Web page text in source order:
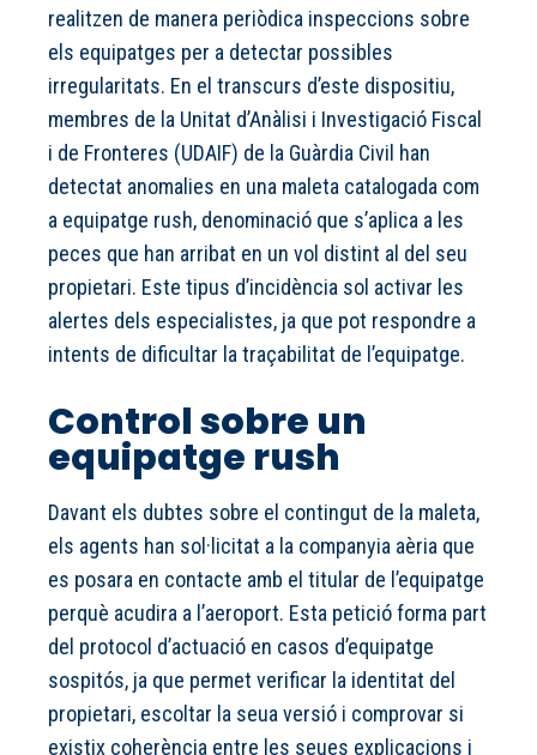
realitzen de manera periòdica inspeccions sobre
els equipatges per a detectar possibles
irregularitats. En el transcurs d’este dispositiu,
membres de la Unitat d’Anàlisi i Investigació Fiscal
i de Fronteres (UDAIF) de la Guàrdia Civil han
detectat anomalies en una maleta catalogada com
a equipatge rush, denominació que s’aplica a les
peces que han arribat en un vol distint al del seu
propietari. Este tipus d’incidència sol activar les
alertes dels especialistes, ja que pot respondre a
intents de dificultar la traçabilitat de l’equipatge.
Control sobre un
equipatge rush
Davant els dubtes sobre el contingut de la maleta,
els agents han sol·licitat a la companyia aèria que
es posara en contacte amb el titular de l’equipatge
perquè acudira a l’aeroport. Esta petició forma part
del protocol d’actuació en casos d’equipatge
sospitós, ja que permet verificar la identitat del
propietari, escoltar la seua versió i comprovar si
existix coherència entre les seues explicacions i